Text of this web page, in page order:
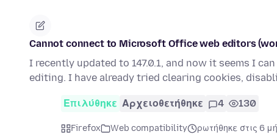
Cannot connect to Microsoft Office web editors
I recently updated to 147.0.1, and now it seems I
editing. I have already tried clearing cookies,
Επιλύθηκε Αρχειοθετήθηκε 4 130
Firefox Web compatibility ρωτήθηκε στις 6